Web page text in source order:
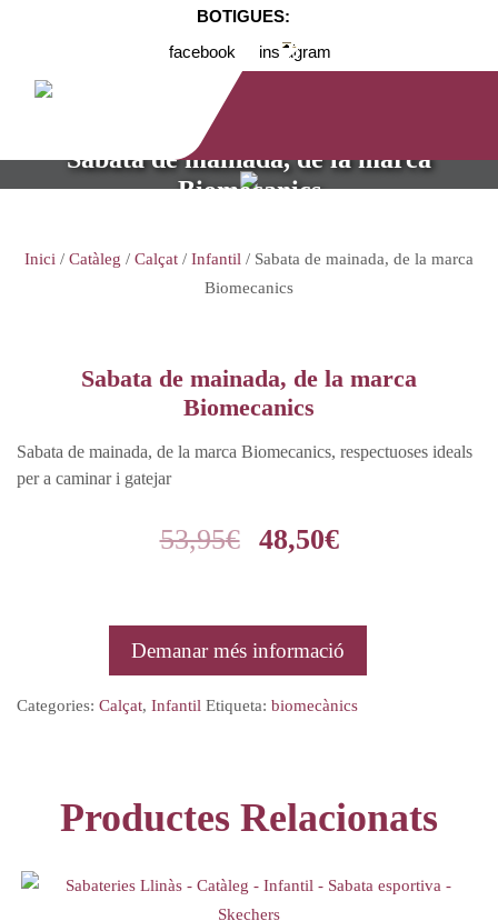
BOTIGUES:
facebook
instagram
Sabata de mainada, de la marca
Biomecanics
Inici / Catàleg / Calçat / Infantil / Sabata de mainada, de la marca
Biomecanics
Sabata de mainada, de la marca
Biomecanics
Sabata de mainada, de la marca Biomecanics, respectuoses ideals
per a caminar i gatejar
53,95€ 48,50€
Demanar més informació
Categories: Calçat, Infantil Etiqueta: biomecànics
Productes Relacionats